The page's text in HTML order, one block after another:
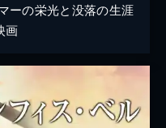
ーの栄光と没落の生涯
画